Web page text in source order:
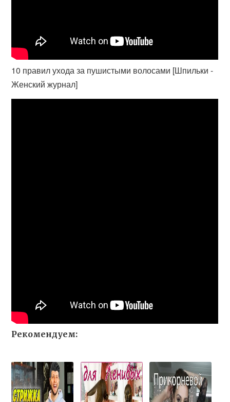
10 правил ухода за пушистыми волосами [Шпильки -
Женский журнал]
Рекомендуем: